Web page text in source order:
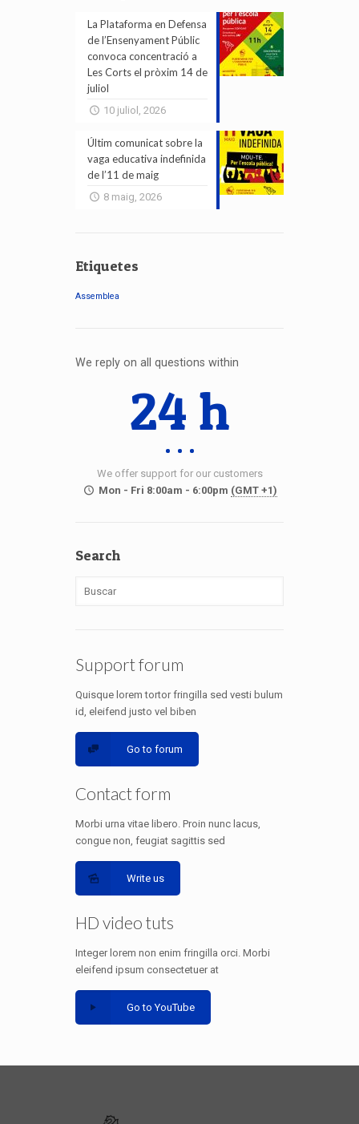
La Plataforma en Defensa
de l’Ensenyament Públic
convoca concentració a
Les Corts el pròxim 14 de
juliol
10 juliol, 2026
Últim comunicat sobre la
vaga educativa indefinida
de l’11 de maig
8 maig, 2026
Etiquetes
Assemblea
We reply on all questions within
24 h
We offer support for our customers
Mon - Fri 8:00am - 6:00pm (GMT +1)
Search
Support forum
Quisque lorem tortor fringilla sed vesti bulum
id, eleifend justo vel biben
Go to forum
Contact form
Morbi urna vitae libero. Proin nunc lacus,
congue non, feugiat sagittis sed
Write us
HD video tuts
Integer lorem non enim fringilla orci. Morbi
eleifend ipsum consectetuer at
Go to YouTube